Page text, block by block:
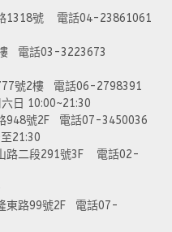
1318號    電話04-23861061
電話03-3223673
號2樓   電話06-2798391
日 10:00~21:30
948號2F   電話07-3450036
21:30
路二段291號3F    電話02-
東路99號2F   電話07-